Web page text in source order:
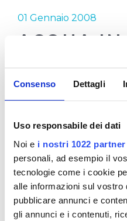
Consenso Dettagli
Uso responsabile dei dati
Noi e i nostri 1022 partner
personali, ad esempio il
tecnologie come i cookie
alle informazioni sul vostro
pubblicare annunci e
gli annunci e i contenuti,
01 Gennaio 2008
ACQUA
Anche nel 2008 si
buona e sicuramente
dell'acqua in bottiglia.
L'impegno di
è costante.
L'acqua distribuita
costantemente i
legislazione, viene